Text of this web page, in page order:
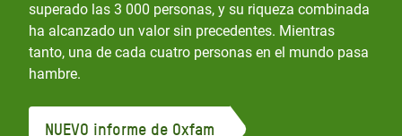
superado las 3 000 personas, y su riqueza combinada
ha alcanzado un valor sin precedentes. Mientras
tanto, una de cada cuatro personas en el mundo pasa
hambre.
NUEVO informe de Oxfam